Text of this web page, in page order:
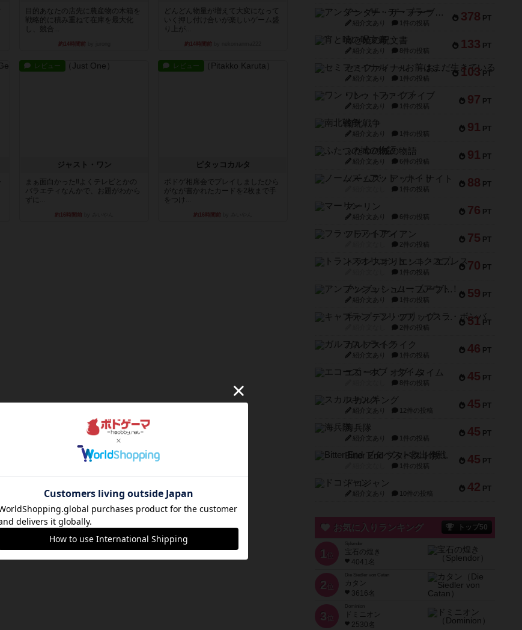
目的あなたの店先に農産物の木箱を
戦略的に積み重ねて在庫を最大化
し、競合...
約14時間前
どんどん物量が増えて大変になって
いく押し付け合いが楽しいゲーム盛
り上が...
約14時間前
レビュー
ジャスト・ワン
まぁ面白かった‼️よくテレビとかの
バラエティなんかで、お題がわから
ずに...
約16時間前
レビュー
ピタッコカルタ
ボドゲ相席会でプレイしましたひら
がなが書かれたカードを2枚まで手
をつけ...
約16時間前
378 PT
アンダー・ザ・テーブラー
紹介文あり 1件の投稿
133 PT
宵と暁の呪文書
紹介文あり 8件の投稿
103 PT
セミファイナル ～お前はまだ生きている～
紹介文あり 1件の投稿
97 PT
ワン・トゥ・ファイブ
紹介文あり 1件の投稿
91 PT
南北戦争
紹介文あり 1件の投稿
91 PT
ふたつの城の物語
紹介文あり 6件の投稿
88 PT
ノームズ・アット・ナイト
1件の投稿
76 PT
マーリン
紹介文あり 6件の投稿
75 PT
フラットアイアン
2件の投稿
70 PT
トランスオリエント・エクスプレス
1件の投稿
59 PT
アンブッシュ！：ムーブアウト！
紹介文あり 1件の投稿
51 PT
キャプテン・フリップ：イスラ・ボンバ
2件の投稿
46 PT
ガルフストライク
紹介文あり 1件の投稿
45 PT
エコーズ・オブ・タイム
8件の投稿
45 PT
スカルキング
紹介文あり 12件の投稿
45 PT
海兵隊
紹介文あり 1件の投稿
45 PT
Bitter End ブタペスト救出作戦
1件の投稿
42 PT
ドコジャン
紹介文あり 10件の投稿
お気に入りランキング トップ50
1 位
宝石の煌き
4041名
2 位
Die Siedler von Catan
カタン
3616名
3 位
ドミニオン
2530名